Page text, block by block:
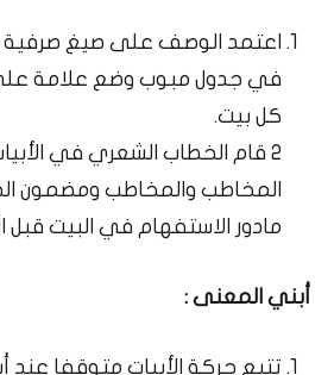
اعتمد الوصف على صيغ صرفية
في جدول مبوب وضع علامة
كل بيت.
2 قام الخطاب الشعري في
مادور الاستفهام في البيت قبل
أبني المعنى :
تتبع حركة الأبيات متوقفا عند